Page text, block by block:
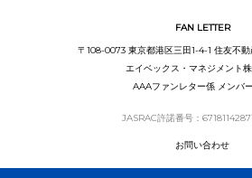
FAN LETTER
〒108-0073 東京都港区三田1-4-1 住友不
エイベックス・マネジメント
AAAファンレター係 メンバ
JASRAC許諾番号：
お問い合わせ